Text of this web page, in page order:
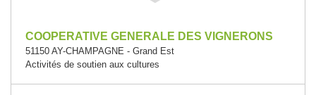
COOPERATIVE GENERALE DES VIGNERONS
51150 AY-CHAMPAGNE - Grand Est
Activités de soutien aux cultures